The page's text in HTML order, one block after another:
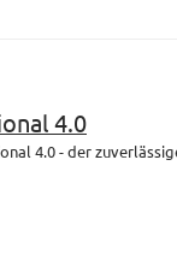
4.0
4.0 - der